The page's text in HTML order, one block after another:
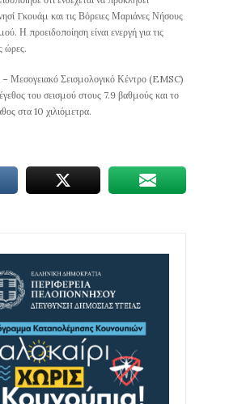
Γκουάμ και τις Βόρειες Μαριάνες Νήσους
Η προειδοποίηση είναι ενεργή για τις
ώρες.
Μεσογειακό Σεισμολογικό Κέντρο (EMSC)
του σεισμού στους 7.9 βαθμούς και το
στα 10 χιλιόμετρα.